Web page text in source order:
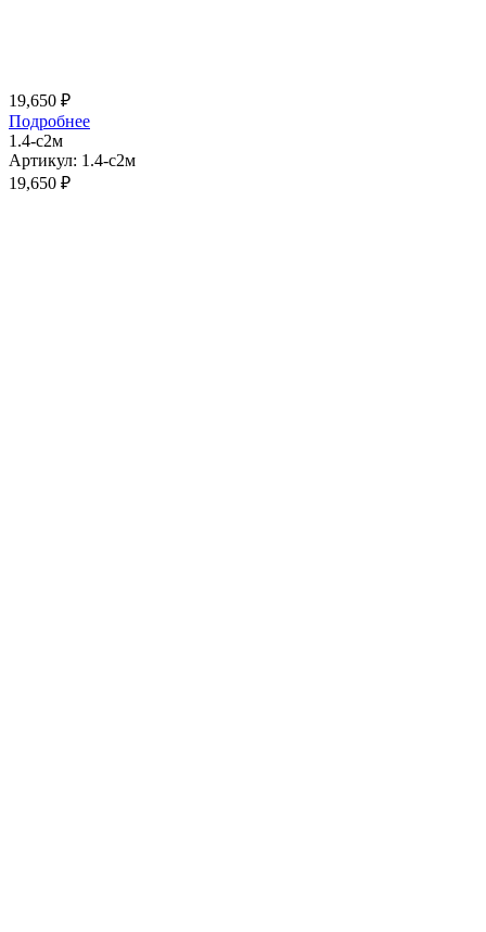
19,650 ₽
Подробнее
1.4-с2м
Артикул: 1.4-с2м
19,650 ₽